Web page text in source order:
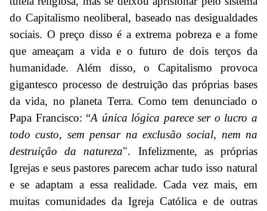
do Capitalismo neoliberal, baseado nas desigualdades
sociais. O preço disso é a extrema pobreza e a fome
que ameaçam a vida e o futuro de dois terços da
humanidade. Além disso, o Capitalismo provoca
gigantesco processo de destruição das próprias bases
da vida, no planeta Terra. Como tem denunciado o
Papa Francisco: “A única lógica parece ser o lucro a
todo custo, sem pensar na exclusão social, nem na
destruição da natureza". Infelizmente, as próprias
Igrejas e seus pastores parecem achar tudo isso natural
e se adaptam a essa realidade. Cada vez mais, em
muitas comunidades da Igreja Católica e de outras